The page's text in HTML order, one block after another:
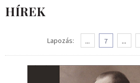
HÍREK
Lapozás: ... 7 ...